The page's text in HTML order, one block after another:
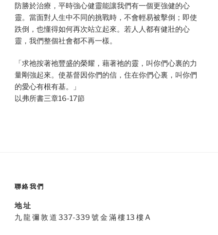
防勝於治療，平時強心健靈能讓我們有一個更強健的心
靈。當面對人生中不同的挑戰時，不會輕易被擊倒；即使
跌倒，也懂得如何再次站立起來。若人人都有健壯的心
靈，我們整個社會都不再一樣。
「求祂按著祂豐盛的榮耀，藉著祂的靈，叫你們心裏的力
量剛強起來。使基督因你們的信，住在你們心裏，叫你們
的愛心有根有基。」
以弗所書三章16-17節
聯絡我們
地 址
九 龍 彌 敦 道 337-339 號 金 滿 樓 13 樓 A